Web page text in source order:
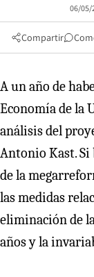
06/05/
Compartir
A un año de
Economía de la
análisis del
Antonio Kast. Si
de la
las medidas
eliminación de
años y la